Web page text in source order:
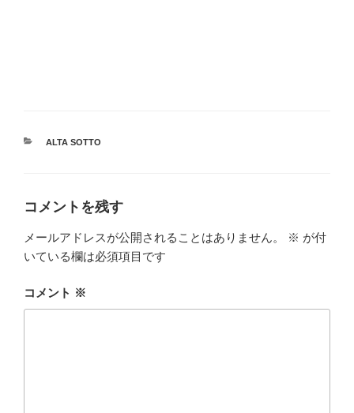
カ
ALTA SOTTO
コメントを残す
メールアドレスが公開されることはありません。 ※ が付
いている欄は必須項目です
コメント ※